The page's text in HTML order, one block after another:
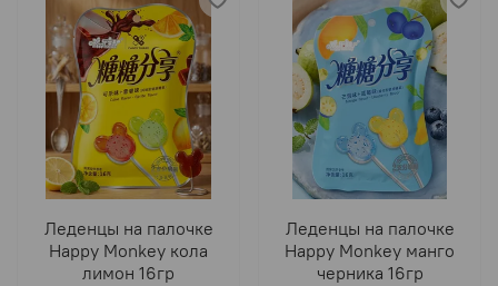
Леденцы на палочке
Happy Monkey кола
лимон 16гр
Леденцы на палочке
Happy Monkey манго
черника 16гр